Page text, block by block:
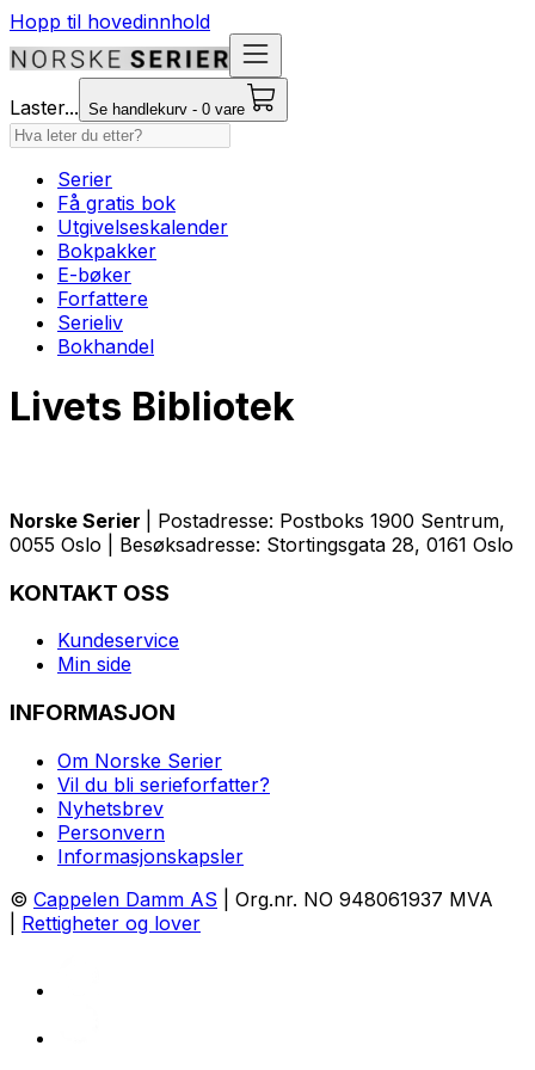
Hopp til hovedinnhold
Laster... Se handlekurv - 0 vare
Serier
Få gratis bok
Utgivelseskalender
Bokpakker
E-bøker
Forfattere
Serieliv
Bokhandel
Livets Bibliotek
Norske Serier
| Postadresse: Postboks 1900 Sentrum,
0055 Oslo | Besøksadresse: Stortingsgata 28, 0161 Oslo
KONTAKT OSS
Kundeservice
Min side
INFORMASJON
Om Norske Serier
Vil du bli serieforfatter?
Nyhetsbrev
Personvern
Informasjonskapsler
© Cappelen Damm AS | Org.nr. NO 948061937 MVA
Rettigheter og lover